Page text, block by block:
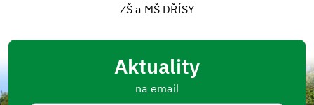
ZŠ a MŠ DŘÍSY
Aktuality
na email